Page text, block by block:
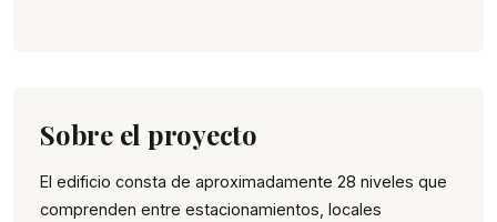
Sobre el proyecto
El edificio consta de aproximadamente 28 niveles que
comprenden entre estacionamientos, locales